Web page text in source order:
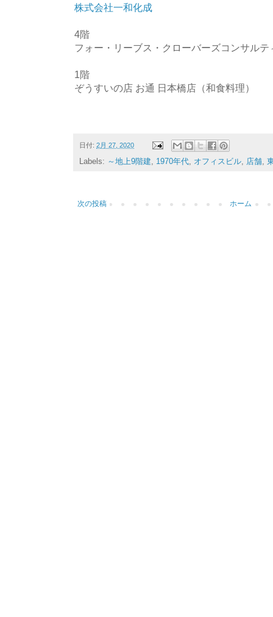
株式会社一和化成
4階
フォー・リーブス・クローバーズコンサルテ
1階
ぞうすいの店 お通 日本橋店（和食料理）
日付: 2月 27, 2020
Labels: ～地上9階建, 1970年代, オフィスビル, 店舗,
次の投稿 ホーム